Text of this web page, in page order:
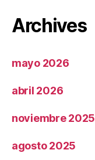
Archives
mayo 2026
abril 2026
noviembre 2025
agosto 2025